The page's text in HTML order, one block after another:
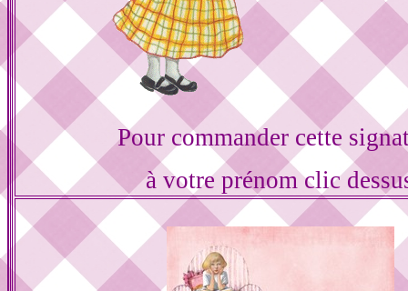
Pour commander cette
à votre prénom clic